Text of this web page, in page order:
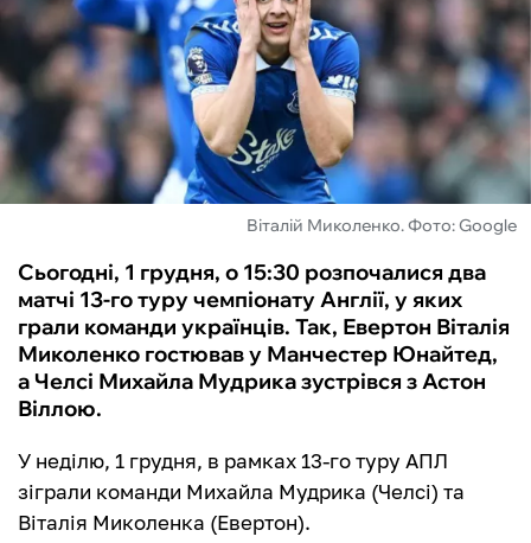
ФУТЗАЛ
ІНШІ
БУКМЕКЕРИ
Віталій Миколенко. Фото: Google
Сьогодні, 1 грудня, о 15:30 розпочалися два
матчі 13-го туру чемпіонату Англії, у яких
грали команди українців. Так, Евертон Віталія
Миколенко гостював у Манчестер Юнайтед,
а Челсі Михайла Мудрика зустрівся з Астон
Віллою.
У неділю, 1 грудня, в рамках 13-го туру АПЛ
зіграли команди Михайла Мудрика (Челсі) та
Віталія Миколенка (Евертон).